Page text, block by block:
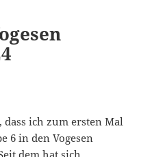
dass ich zum ersten Mal
6 in den Vogesen
dem hat sich